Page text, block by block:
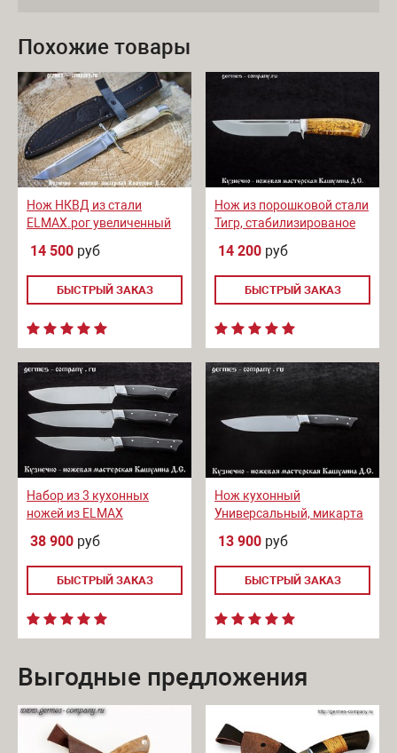
Похожие товары
Нож НКВД из стали
ELMAX.рог увеличенный
14 500 руб
БЫСТРЫЙ ЗАКАЗ
Нож из порошковой стали
Тигр, стабилизированое
14 200 руб
БЫСТРЫЙ ЗАКАЗ
Набор из 3 кухонных
ножей из ELMAX
38 900 руб
БЫСТРЫЙ ЗАКАЗ
Нож кухонный
Универсальный, микарта
13 900 руб
БЫСТРЫЙ ЗАКАЗ
Выгодные предложения